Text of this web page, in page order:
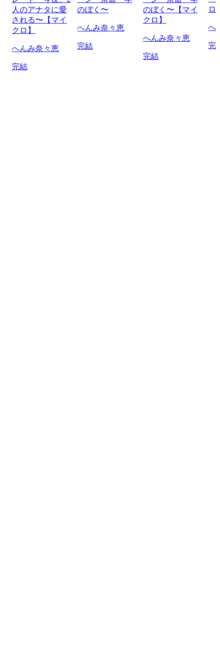
人のアナタに愛
される〜【マイ
クロ】
へんみ奈々恵
完結
のぼく〜
へんみ奈々恵
完結
のぼく〜【マイ
クロ】
へんみ奈々恵
完結
ロ
へ
完